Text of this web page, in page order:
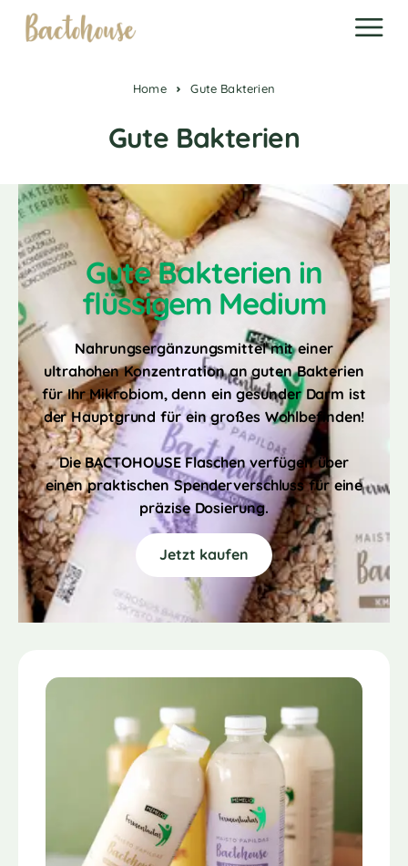
Home Gute Bakterien
Gute Bakterien
Gute Bakterien in
flüssigem Medium
Nahrungsergänzungsmittel mit einer
ultrahohen Konzentration an guten Bakterien
für Ihr Mikrobiom, denn ein gesunder Darm ist
der Hauptgrund für ein großes Wohlbefinden!
Die BACTOHOUSE Flaschen verfügen über
einen praktischen Spenderverschluss für eine
präzise Dosierung.
Jetzt kaufen